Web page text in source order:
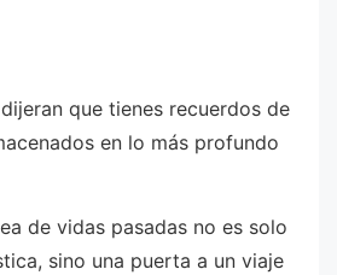
que tienes recuerdos de
en lo más profundo
de vidas pasadas no es solo
sino una puerta a un viaje